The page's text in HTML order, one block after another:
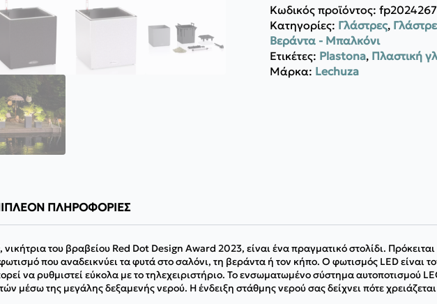
LED
ποσότητα
Κωδικός προϊόντος:
Κατηγορίες: Γλάστρες,
Βεράντα - Μπαλκόνι
Ετικέτες: Plastona, Πλαστική
Μάρκα: Lechuza
ΠΛΗΡΟΦΟΡΊΕΣ
, νικήτρια του βραβείου Red Dot Design Award 2023, είναι ένα πραγματικό στολίδι.
που αναδεικνύει τα φυτά στο σαλόνι, τη βεράντα ή τον κήπο. Ο φωτισμός LED είναι
να ρυθμιστεί εύκολα με το τηλεχειριστήριο. Το ενσωματωμένο σύστημα αυτοποτισμού
μέσω της μεγάλης δεξαμενής νερού. Η ένδειξη στάθμης νερού σας δείχνει πότε